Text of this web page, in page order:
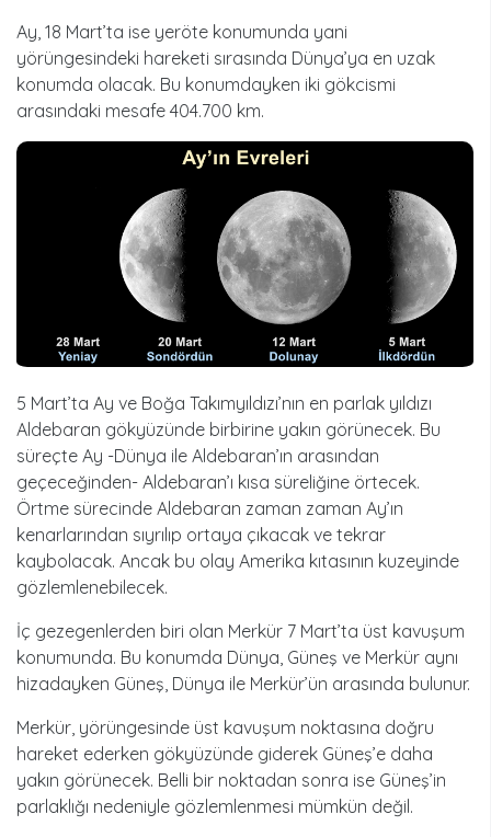
Ay, 18 Mart’ta ise yeröte konumunda yani
yörüngesindeki hareketi sırasında Dünya’ya en uzak
konumda olacak. Bu konumdayken iki gökcismi
arasındaki mesafe 404.700 km.
5 Mart’ta Ay ve Boğa Takımyıldızı’nın en parlak yıldızı
Aldebaran gökyüzünde birbirine yakın görünecek. Bu
süreçte Ay -Dünya ile Aldebaran’ın arasından
geçeceğinden- Aldebaran’ı kısa süreliğine örtecek.
Örtme sürecinde Aldebaran zaman zaman Ay’ın
kenarlarından sıyrılıp ortaya çıkacak ve tekrar
kaybolacak. Ancak bu olay Amerika kıtasının kuzeyinde
gözlemlenebilecek.
İç gezegenlerden biri olan Merkür 7 Mart’ta üst kavuşum
konumunda. Bu konumda Dünya, Güneş ve Merkür aynı
hizadayken Güneş, Dünya ile Merkür’ün arasında bulunur.
Merkür, yörüngesinde üst kavuşum noktasına doğru
hareket ederken gökyüzünde giderek Güneş’e daha
yakın görünecek. Belli bir noktadan sonra ise Güneş’in
parlaklığı nedeniyle gözlemlenmesi mümkün değil.